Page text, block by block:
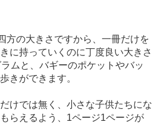
方の大きさですから、一冊だけを
に持っていくのに丁度良い大きさ
ムと、バギーのポケットやバッ
きができます。
けでは無く、小さな子供たちにな
らえるよう、1ページ1ページが